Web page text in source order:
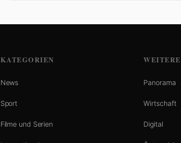
KATEGORIEN
News
Sport
Filme und Serien
WEITERE
Panorama
Wirtschaft
Digital